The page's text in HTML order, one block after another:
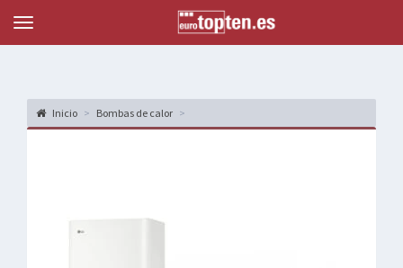
Topten
Menu
Inicio Bombas de calor